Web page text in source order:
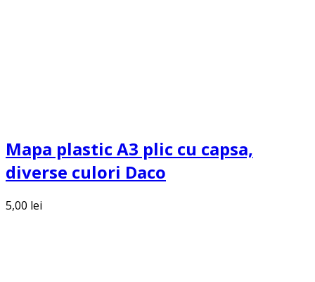
Mapa plastic A3 plic cu capsa,
diverse culori Daco
5,00 lei